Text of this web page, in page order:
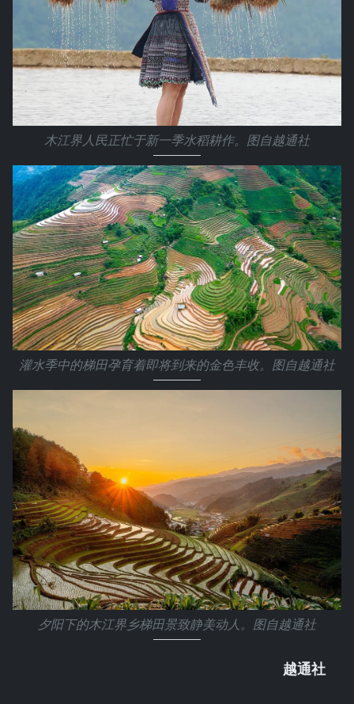
木江界人民正忙于新一季水稻耕作。图自越通社
灌水季中的梯田孕育着即将到来的金色丰收。图自越通社
夕阳下的木江界乡梯田景致静美动人。图自越通社
越通社